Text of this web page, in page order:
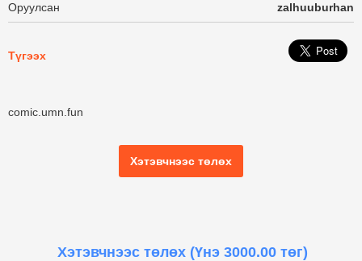
Оруулсан zalhuuburhan
Түгээх
comic.umn.fun
Хэтэвчнээс төлөх
Хэтэвчнээс төлөх (Үнэ 3000.00 төг)